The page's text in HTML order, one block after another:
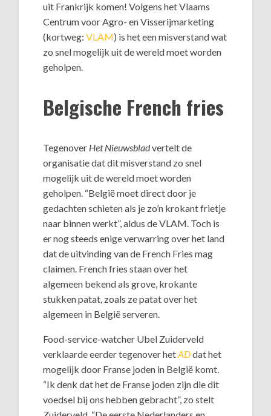
uit Frankrijk komen! Volgens het Vlaams
Centrum voor Agro- en Visserijmarketing
(kortweg:VLAM) is het een misverstand wat
zo snel mogelijk uit de wereld moet worden
geholpen.
Belgische French fries
Tegenover Het Nieuwsbladvertelt de
organisatie dat dit misverstand zo snel
mogelijk uit de wereld moet worden
geholpen. “België moet direct door je
gedachten schieten als je zo’n krokant frietje
naar binnen werkt”, aldus de VLAM. Toch is
er nog steeds enige verwarring over het land
dat de uitvinding van de French Fries mag
claimen. French fries staan over het
algemeen bekend als grove, krokante
stukken patat, zoals ze patat over het
algemeen in België serveren.
Food-service-watcher Ubel Zuiderveld
verklaarde eerder tegenover hetADdat het
mogelijk door Franse joden in België komt.
“Ik denk dat het de Franse joden zijn die dit
voedsel bij ons hebben gebracht”, zo stelt